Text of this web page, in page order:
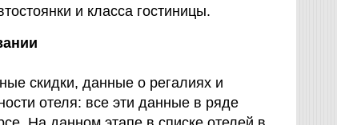
и класса гостиницы.
скидки, данные о регалиях и
отеля: все эти данные в ряде